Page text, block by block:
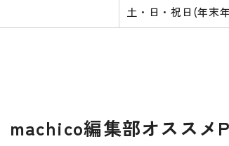
土・日・祝日(年末
machico編集部オススメ